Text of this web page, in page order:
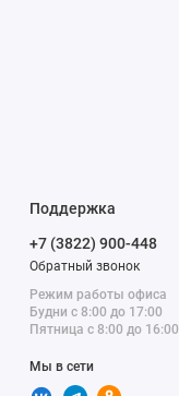
Поддержка
+7 (3822) 900-448
Обратный звонок
Режим работы офиса
Будни с 8:00 до 17:00
Пятница с 8:00 до 16:00
Мы в сети